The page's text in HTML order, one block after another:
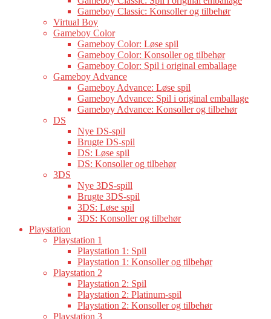
Gameboy Classic: Konsoller og tilbehør
Virtual Boy
Gameboy Color
Gameboy Color: Løse spil
Gameboy Color: Konsoller og tilbehør
Gameboy Color: Spil i original emballage
Gameboy Advance
Gameboy Advance: Løse spil
Gameboy Advance: Spil i original emballage
Gameboy Advance: Konsoller og tilbehør
DS
Nye DS-spil
Brugte DS-spil
DS: Løse spil
DS: Konsoller og tilbehør
3DS
Nye 3DS-spill
Brugte 3DS-spil
3DS: Løse spil
3DS: Konsoller og tilbehør
Playstation
Playstation 1
Playstation 1: Spil
Playstation 1: Konsoller og tilbehør
Playstation 2
Playstation 2: Spil
Playstation 2: Platinum-spil
Playstation 2: Konsoller og tilbehør
Playstation 3